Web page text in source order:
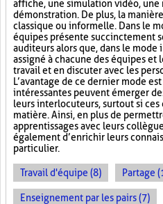
affiche, une simulation vidéo, une
démonstration. De plus, la
classique ou informelle. Dans le
équipes présente succinctement
auditeurs alors que, dans le mode
assigné à chacune des équipes
travail et en discuter avec les
L’avantage de ce dernier mode
intéressantes peuvent émerger
leurs interlocuteurs, surtout si
matière. Ainsi, en plus de
apprentissages avec leurs
également d’enrichir leurs
particulier.
Travail d'équipe (8) Partage
Enseignement par les pairs (7)